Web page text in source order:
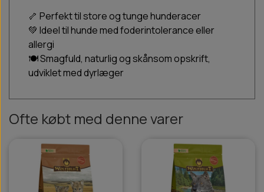
🦴 Perfekt til store og tunge hunderacer
💚 Ideel til hunde med foderintolerance eller
allergi
🍽 Smagfuld, naturlig og skånsom opskrift,
udviklet med dyrlæger
Ofte købt med denne varer